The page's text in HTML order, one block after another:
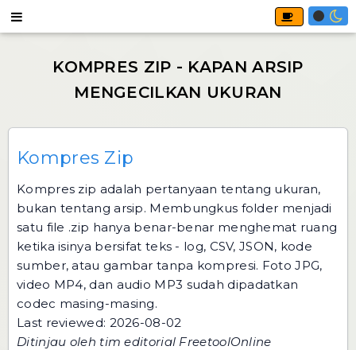
Kompres Zip
Kompres zip adalah pertanyaan tentang ukuran,
bukan tentang arsip. Membungkus folder menjadi
satu file .zip hanya benar-benar menghemat ruang
ketika isinya bersifat teks - log, CSV, JSON, kode
sumber, atau gambar tanpa kompresi. Foto JPG,
video MP4, dan audio MP3 sudah dipadatkan
codec masing-masing.
Last reviewed: 2026-08-02
Ditinjau oleh tim editorial FreetoolOnline